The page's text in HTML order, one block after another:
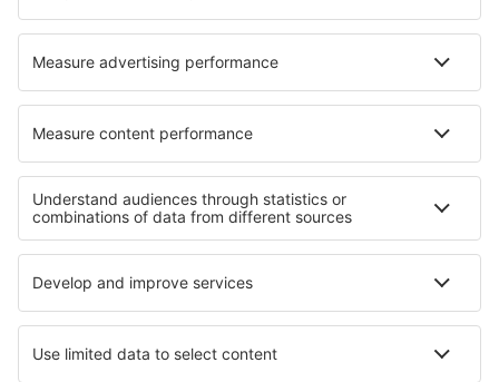
WizzAir
Om eSky
Köpvillkor
Mina bokningar
Integritetspolicy
Support och kontakt
Integritet